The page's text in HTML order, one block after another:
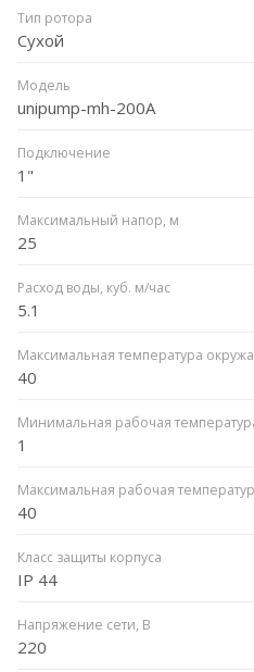
Тип ротора
Сухой
Модель
unipump-mh-200А
Подключение
1"
Максимальный напор, м
25
Расход воды, куб. м/час
5.1
Максимальная температура
40
Минимальная рабочая
1
Максимальная рабочая
40
Класс защиты корпуса
IP 44
Напряжение сети, В
220